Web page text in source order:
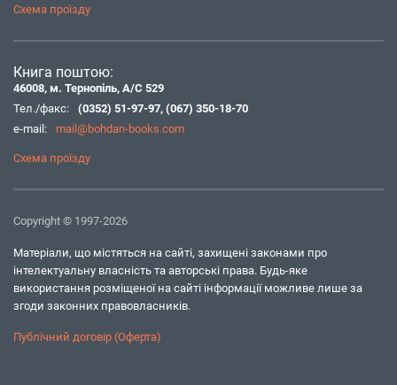
Схема проїзду
Книга поштою:
46008, м. Тернопіль, А/С 529
Тел./факс:
(0352) 51-97-97, (067) 350-18-70
e-mail:
mail@bohdan-books.com
Схема проїзду
Copyright © 1997-2026
Матеріали, що містяться на сайті, захищені законами про
інтелектуальну власність та авторські права. Будь-яке
використання розміщеної на сайті інформації можливе лише за
згоди законних правовласників.
Публічний договір (Оферта)